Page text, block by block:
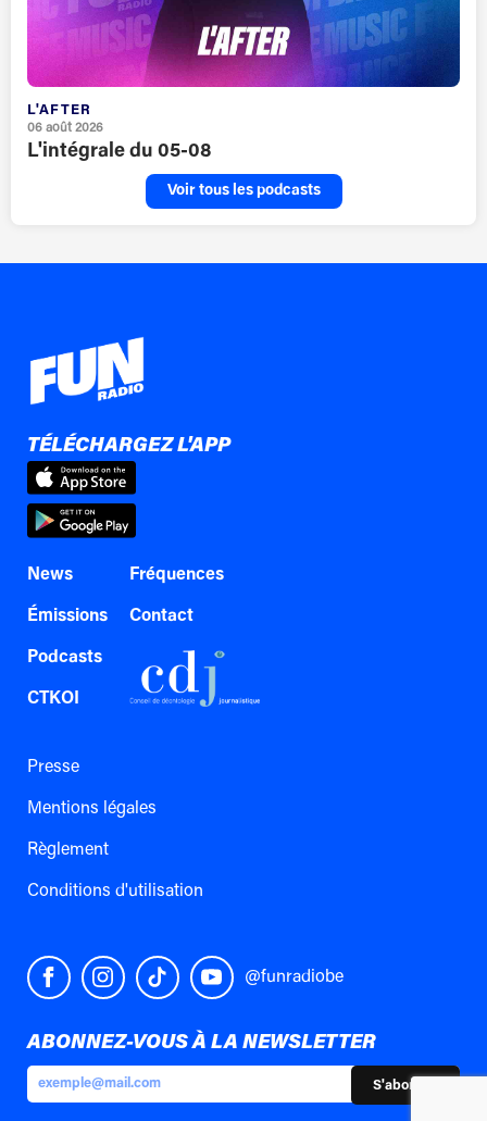
L'AFTER
06 août 2026
L'intégrale du 05-08
Voir tous les podcasts
TÉLÉCHARGEZ L'APP
News
Émissions
Podcasts
CTKOI
Fréquences
Contact
Presse
Mentions légales
Règlement
Conditions d'utilisation
@funradiobe
ABONNEZ-VOUS À LA NEWSLETTER